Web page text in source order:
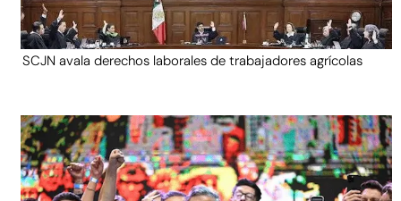
SCJN avala derechos laborales de trabajadores agrícolas